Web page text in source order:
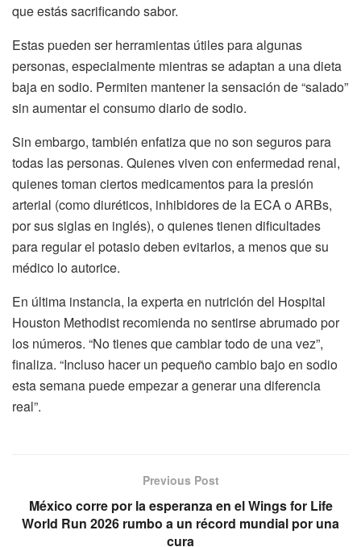
que estás sacrificando sabor.
Estas pueden ser herramientas útiles para algunas
personas, especialmente mientras se adaptan a una dieta
baja en sodio. Permiten mantener la sensación de “salado”
sin aumentar el consumo diario de sodio.
Sin embargo, también enfatiza que no son seguros para
todas las personas. Quienes viven con enfermedad renal,
quienes toman ciertos medicamentos para la presión
arterial (como diuréticos, inhibidores de la ECA o ARBs,
por sus siglas en inglés), o quienes tienen dificultades
para regular el potasio deben evitarlos, a menos que su
médico lo autorice.
En última instancia, la experta en nutrición del Hospital
Houston Methodist recomienda no sentirse abrumado por
los números. “No tienes que cambiar todo de una vez”,
finaliza. “Incluso hacer un pequeño cambio bajo en sodio
esta semana puede empezar a generar una diferencia
real”.
Previous Post
México corre por la esperanza en el Wings for Life
World Run 2026 rumbo a un récord mundial por una
cura